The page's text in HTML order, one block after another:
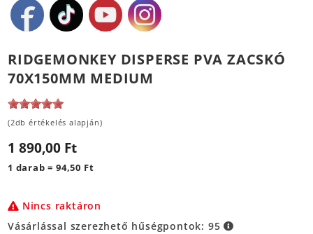
RIDGEMONKEY DISPERSE PVA ZACSKÓ
70X150MM MEDIUM
(2db értékelés alapján)
1 890,00 Ft
1 darab = 94,50 Ft
Nincs raktáron
Vásárlással szerezhető hűségpontok: 95